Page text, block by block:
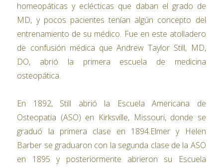
homeopáticas y eclécticas que daban el grado de
MD, y pocos pacientes tenían algún concepto del
entrenamiento de su médico. Fue en este atolladero
de confusión médica que Andrew Taylor Still, MD,
DO, abrió la primera escuela de medicina
osteopática.
En 1892, Still abrió la Escuela Americana de
Osteopatía (ASO) en Kirksville, Missouri, donde se
graduó la primera clase en 1894.Elmer y Helen
Barber se graduaron con la segunda clase de la ASO
en 1895 y posteriormente abrieron su Escuela